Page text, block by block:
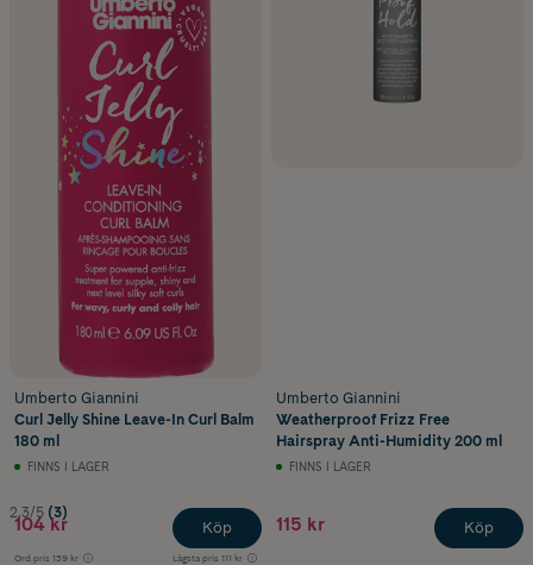
Umberto Giannini
Curl Jelly Shine Leave-In Curl Balm
180 ml
FINNS I LAGER
2.3/5 (3)
104 kr
Ord.pris 139 kr Lägsta pris 111 kr
Köp
Umberto Giannini
Weatherproof Frizz Free
Hairspray Anti-Humidity 200 ml
FINNS I LAGER
115 kr Köp